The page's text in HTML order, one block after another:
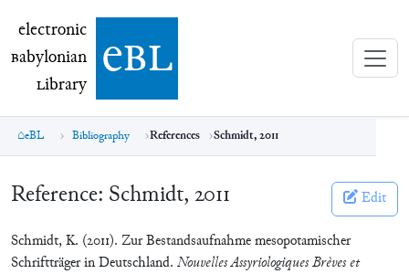
electronic Babylonian Library (eBL)
electronic
Babylonian
Library ebl
eBL Bibliography References Schmidt, 2011
Reference: Schmidt, 2011 Edit
Schmidt, K. (2011). Zur Bestandsaufnahme mesopotamischer
Schriftträger in Deutschland. Nouvelles Assyriologiques Brèves et